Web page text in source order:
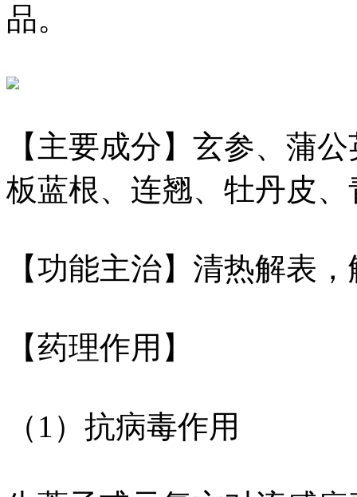
品。
【主要成分】玄参、蒲
板蓝根、连翘、牡丹皮、
【功能主治】清热解表
【药理作用】
（1）抗病毒作用